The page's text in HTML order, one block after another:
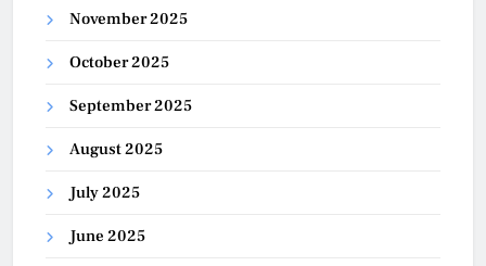
November 2025
October 2025
September 2025
August 2025
July 2025
June 2025